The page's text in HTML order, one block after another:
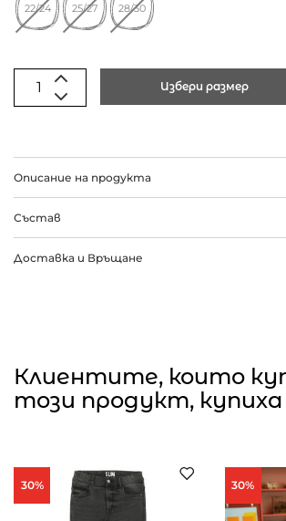
22/24 25/27 28/30
Избери размер
Описание на продукта
Състав
Доставка и Връщане
Клиентите, които
този продукт,
30% 30%